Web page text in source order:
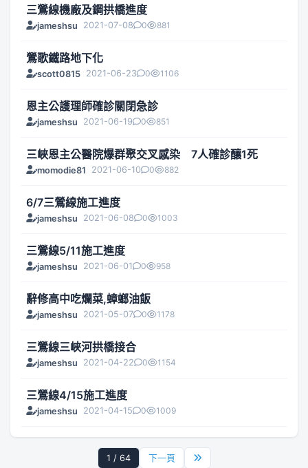
三鶯線機廠及鋼拱橋進度
jameshsu 2021-07-08 0 881
鶯歌鐵路地下化
scott0815 2021-06-23 0 1106
恩主公護理師確診關閉急診
jameshsu 2021-06-19 0 851
三峽恩主公醫院爆群聚交叉感染 7人確診釀1死
momodie81 2021-06-10 0 882
6/7三鶯線施工進度
jameshsu 2021-06-08 0 1003
三鶯線5/11施工進度
jameshsu 2021-06-01 0 958
辭修高中吃爛菜,蟑螂油飯
jameshsu 2021-05-07 0 1178
三鶯線三峽河拱橋接合
jameshsu 2021-04-22 0 1154
三鶯線4/15施工進度
jameshsu 2021-04-15 0 1009
1 / 64 下一頁